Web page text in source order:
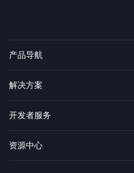
产品导航
解决方案
开发者服务
资源中心